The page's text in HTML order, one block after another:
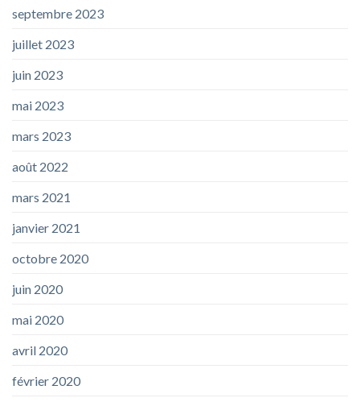
septembre 2023
juillet 2023
juin 2023
mai 2023
mars 2023
août 2022
mars 2021
janvier 2021
octobre 2020
juin 2020
mai 2020
avril 2020
février 2020